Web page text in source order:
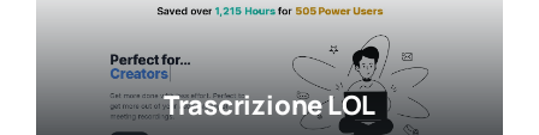
Trascrizione LOL